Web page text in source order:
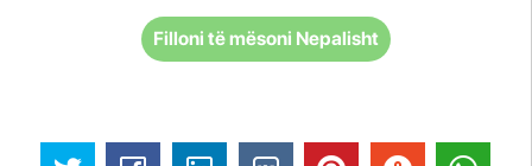
Filloni të mësoni Nepalisht